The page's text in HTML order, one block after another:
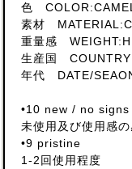
色 COLOR:CAMEL
素材
重量感
生産国
年代 DATE/
•10 new / no
未使用及び使用感
•9 pristine
1-2回使用程度